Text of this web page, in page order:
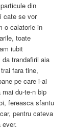
din
cate se vor
o calatorie in
toate
iubit
trandafirii aia
fara tine,
pe care i-ai
mai du-te-n bip
fereasca sfantu
pentru cateva